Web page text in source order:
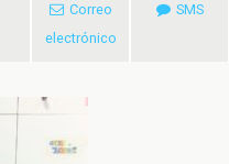
Correo
electrónico
SMS